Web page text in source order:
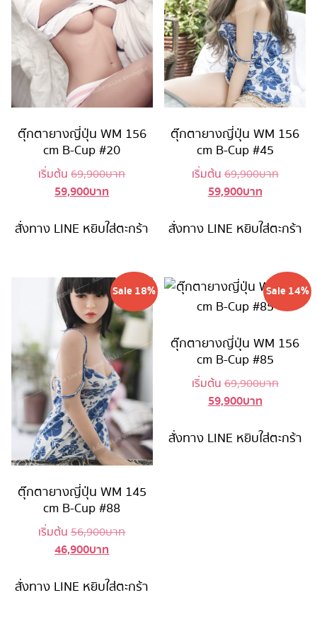
ตุ๊กตายางญี่ปุ่น WM 156
cm B-Cup #20
เริ่มต้น69,900บาทOriginal
69,900 บาท.
59,900บาท
is:
สั่งทาง LINE หยิบใส่ตะกร้า
ตุ๊กตายางญี่ปุ่น WM 156
cm B-Cup #45
เริ่มต้น69,900บาทOriginal
69,900
59,900บาทCurrent
is:
สั่งทาง LINE หยิบใส่ตะกร้า
Sale 18%
ตุ๊กตายางญี่ปุ่น WM 145
cm B-Cup #88
เริ่มต้น56,900บาทOriginal
56,900 บาท.
46,900บาท
is:
สั่งทาง LINE หยิบใส่ตะกร้า
Sale 14%
ตุ๊กตายางญี่ปุ่น WM 156
cm B-Cup #85
เริ่มต้น69,900บาทOriginal
69,900
59,900บาทCurrent
is:
สั่งทาง LINE หยิบใส่ตะกร้า